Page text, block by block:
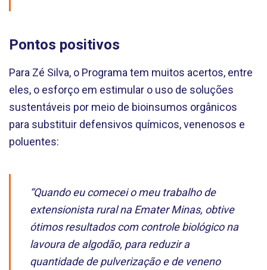
Pontos positivos
Para Zé Silva, o Programa tem muitos acertos, entre
eles, o esforço em estimular o uso de soluções
sustentáveis por meio de bioinsumos orgânicos
para substituir defensivos químicos, venenosos e
poluentes:
“Quando eu comecei o meu trabalho de
extensionista rural na Emater Minas, obtive
ótimos resultados com controle biológico na
lavoura de algodão, para reduzir a
quantidade de pulverização e de veneno